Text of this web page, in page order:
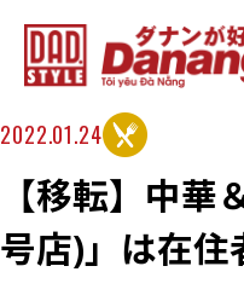
2022.01.24
【移転】中
号店)」は在住